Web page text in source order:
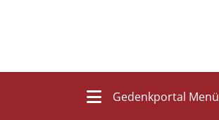
Gedenkportal Menü